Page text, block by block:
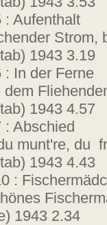
: Aufenthalt
Strom,
1943 3.19
: In der Ferne
dem
1943 4.57
: Abschied
munt're, du
1943 4.43
:
1943 2.34